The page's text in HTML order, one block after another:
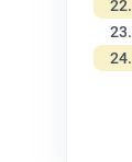
22.
23.
24.